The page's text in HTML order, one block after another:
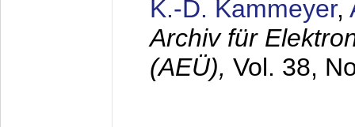
K.-D. Kammeyer,
Archiv für
(AEÜ), Vol. 38,